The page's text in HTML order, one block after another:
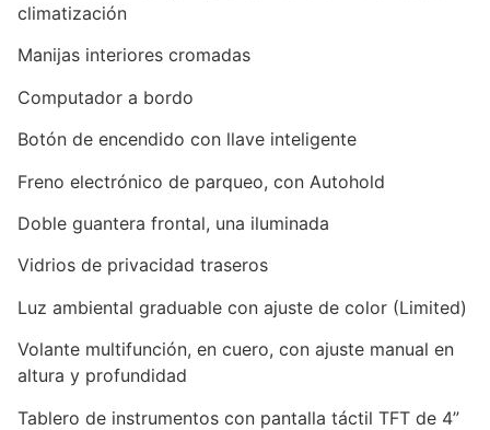
climatización
Manijas interiores cromadas
Computador a bordo
Botón de encendido con llave inteligente
Freno electrónico de parqueo, con Autohold
Doble guantera frontal, una iluminada
Vidrios de privacidad traseros
Luz ambiental graduable con ajuste de color (Limited)
Volante multifunción, en cuero, con ajuste manual en
altura y profundidad
Tablero de instrumentos con pantalla táctil TFT de 4”